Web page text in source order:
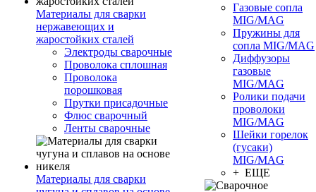
Материалы для сварки
нержавеющих и
жаростойких сталей
Электроды сварочные
Проволока сплошная
Проволока
порошковая
Прутки присадочные
Флюс сварочный
Ленты сварочные
Материалы для сварки
Газовые сопла
MIG/MAG
Пружины для
сопла MIG/MAG
Диффузоры
газовые
MIG/MAG
Ролики подачи
проволоки
MIG/MAG
Шейки горелок
(гусаки)
MIG/MAG
+ ЕЩЕ